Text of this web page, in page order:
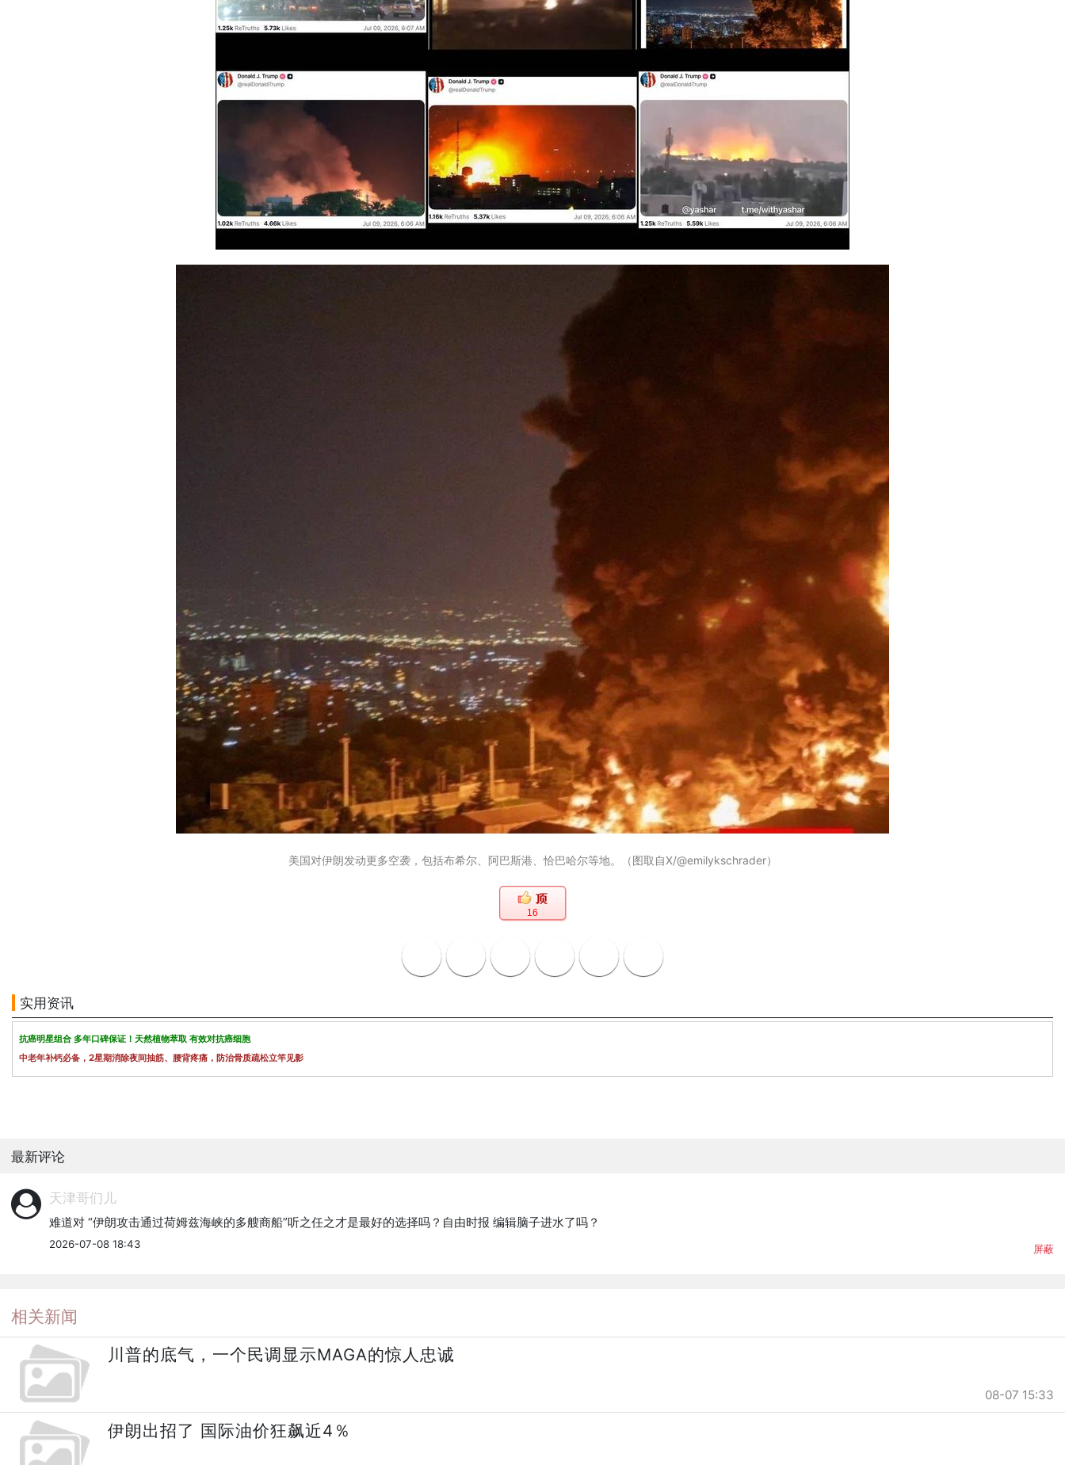
美国对伊朗发动更多空袭，包括布希尔、阿巴斯港、恰巴哈尔等地。（图取自X/@emilykschrader）
16
实用资讯
抗癌明星组合 多年口碑保证！天然植物萃取 有效对抗癌细胞
中老年补钙必备，2星期消除夜间抽筋、腰背疼痛，防治骨质疏松立竿见影
最新评论
天津哥们儿
难道对 “伊朗攻击通过荷姆兹海峡的多艘商船”听之任之才是最好的选择吗？自由时报 编辑脑子进水了吗？
2026-07-08 18:43 屏蔽
相关新闻
川普的底气，一个民调显示MAGA的惊人忠诚
08-07 15:33
伊朗出招了 国际油价狂飙近4％